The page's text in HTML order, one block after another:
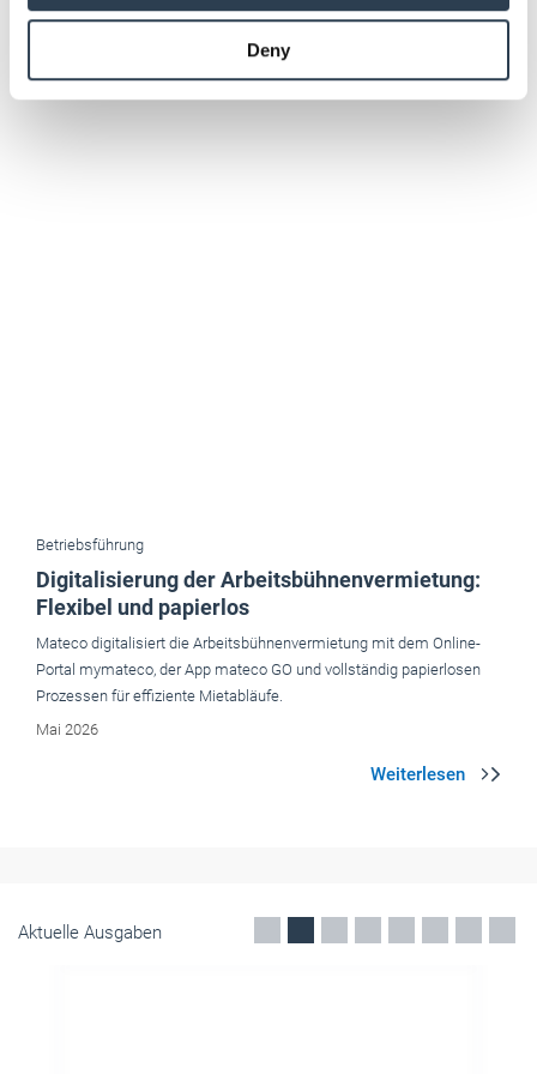
provided to them or that they’ve collected from your use
Weitere Informationen:Impressum Datenschutz
Deny
Betriebsführung
Digitalisierung der Arbeitsbühnenvermietung:
Flexibel und papierlos
Mateco digitalisiert die Arbeitsbühnenvermietung mit dem Online-
Portal mymateco, der App mateco GO und vollständig papierlosen
Prozessen für effiziente Mietabläufe.
Mai 2026
Aktuelle Ausgaben